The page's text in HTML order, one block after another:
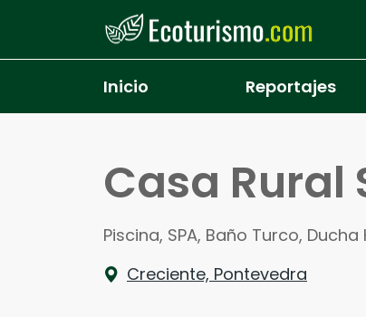
Pasar al contenido principal
Inicio Reportajes
Casa Rural
Piscina, SPA, Baño Turco,
Creciente, Pontevedra